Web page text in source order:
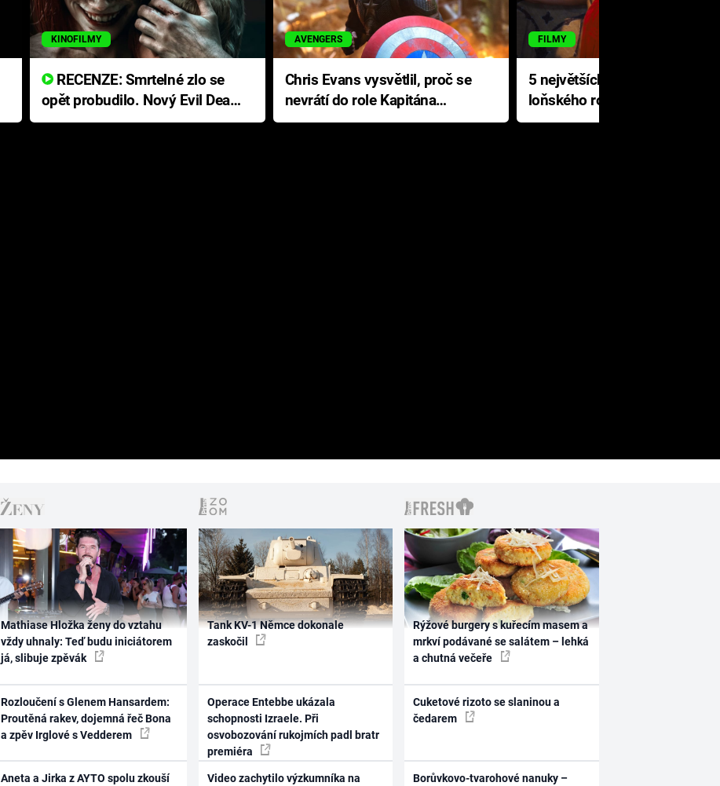
KINOFILMY
RECENZE: Smrtelné zlo se
opět probudilo. Nový Evil Dead
přichází s neodolatelnou
AVENGERS
Chris Evans vysvětlil, proč se
nevrátí do role Kapitána
Ameriky
FILMY
5 největších propadáků
loňského roku: Disney na
jediné katastrofě prodělal 200
Mathiase Hložka ženy do vztahu
vždy uhnaly: Teď budu iniciátorem
já, slibuje zpěvák
Rozloučení s Glenem Hansardem:
Proutěná rakev, dojemná řeč Bona
a zpěv Irglové s Vedderem
Aneta a Jirka z AYTO spolu zkouší
Tank KV-1 Němce dokonale
zaskočil
Operace Entebbe ukázala
schopnosti Izraele. Při
osvobozování rukojmích padl bratr
premiéra
Video zachytilo výzkumníka na
Rýžové burgery s kuřecím masem a
mrkví podávané se salátem – lehká
a chutná večeře
Cuketové rizoto se slaninou a
čedarem
Borůvkovo-tvarohové nanuky –